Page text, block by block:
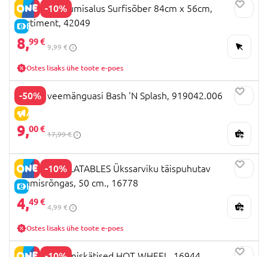
-10%
E-HIND
BESTWAY ujumisalus Surfisõber 84cm x 56cm,
sortiment, 42049
8,99 €
9,99 €
Ostes lisaks ühe toote e-poes
-50%
ALLAHINDLUS
WAHU veemänguasi Bash 'N Splash, 919042.006
9,00 €
17,99 €
-10%
E-HIND
MONDO INFLATABLES Ükssarviku täispuhutav
ujumisrõngas, 50 cm., 16778
4,49 €
4,99 €
Ostes lisaks ühe toote e-poes